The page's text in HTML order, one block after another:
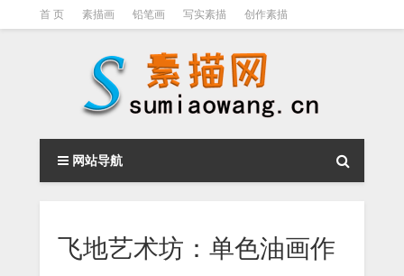
首 页 素描画 铅笔画 写实素描 创作素描
素描视频教程
网站导航
飞地艺术坊：单色油画作